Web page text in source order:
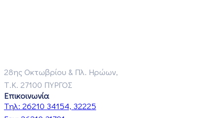
28ης Οκτωβρίου & Πλ. Ηρώων,
Τ.Κ. 27100 ΠΥΡΓΟΣ
Επικοινωνία
Τηλ: 26210 34154, 32225